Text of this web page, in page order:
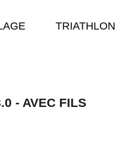
TRIATHLON
- AVEC FILS